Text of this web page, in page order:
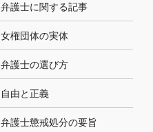
弁護士に関する記事
女権団体の実体
弁護士の選び方
自由と正義
弁護士懲戒処分の要旨